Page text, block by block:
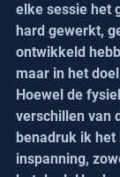
elke sessie het
hard gewerkt,
ontwikkeld
maar in het
Hoewel de
verschillen van
benadruk ik het
inspanning,